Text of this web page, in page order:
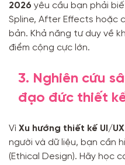
2026 yêu cầu bạn phải
Spline, After Effects hoặc
bản. Khả năng tư duy về
điểm cộng cực lớn.
3. Nghiên cứu
đạo đức thiết
Vì Xu hướng thiết kế UI/
người và dữ liệu, bạn cần
(Ethical Design). Hãy học